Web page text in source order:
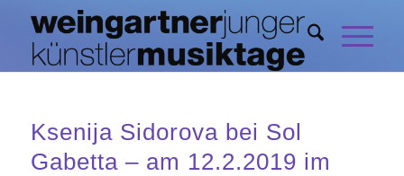
Ksenija Sidorova bei Sol
Gabetta – am 12.2.2019 im